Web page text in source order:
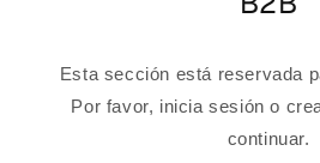
Esta sección está reservada
Por favor, inicia sesión o
continuar.